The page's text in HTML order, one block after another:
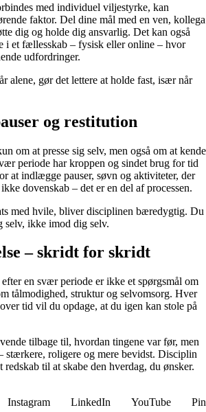
med individuel viljestyrke, kan
faktor. Del dine mål med en ven, kollega
dig og holde dig ansvarlig. Det kan også
i et fællesskab – fysisk eller online – hvor
udfordringer.
alene, gør det lettere at holde fast, især når
og restitution
om at presse sig selv, men også om at kende
periode har kroppen og sindet brug for tid
at indlægge pauser, søvn og aktiviteter, der
dovenskab – det er en del af processen.
med hvile, bliver disciplinen bæredygtig. Du
selv, ikke imod dig selv.
– skridt for skridt
en svær periode er ikke et spørgsmål om
tålmodighed, struktur og selvomsorg. Hver
tid vil du opdage, at du igen kan stole på
tilbage til, hvordan tingene var før, men
stærkere, roligere og mere bevidst. Disciplin
til at skabe den hverdag, du ønsker.
Instagram LinkedIn YouTube